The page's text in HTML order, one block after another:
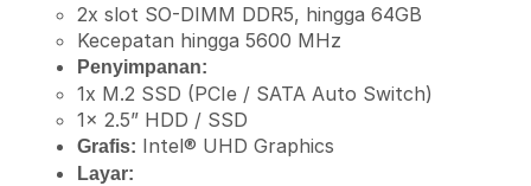
2x slot SO-DIMM DDR5, hingga 64GB
Kecepatan hingga 5600 MHz
Penyimpanan:
1x M.2 SSD (PCIe / SATA Auto Switch)
1x 2.5” HDD / SSD
Grafis: Intel® UHD Graphics
Layar: